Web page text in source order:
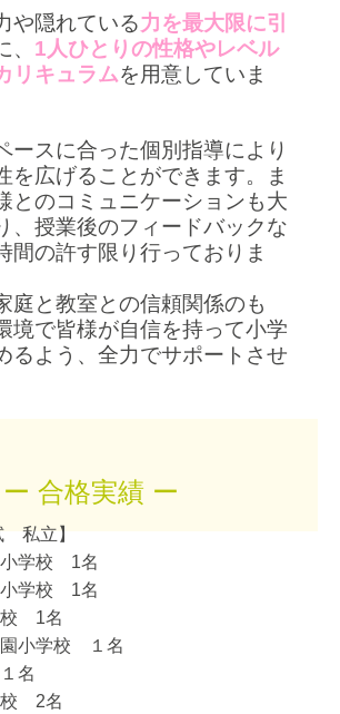
や隠れている力を最大限に引
、 1人ひとりの性格やレベル
リキュラムを用意していま
ースに合った個別指導により
を広げることができます。
ま
とのコミュニケーションも大
、授業後のフィードバックな
間の許す限り行っておりま
庭と教室との信頼関係のも
境で皆様が自信を持って小学
るよう、全力でサポートさせ
ー 合格実績 ー
私立】
小学校 1名
小学校 1名
校 1名
園小学校 １名
名
校 2名